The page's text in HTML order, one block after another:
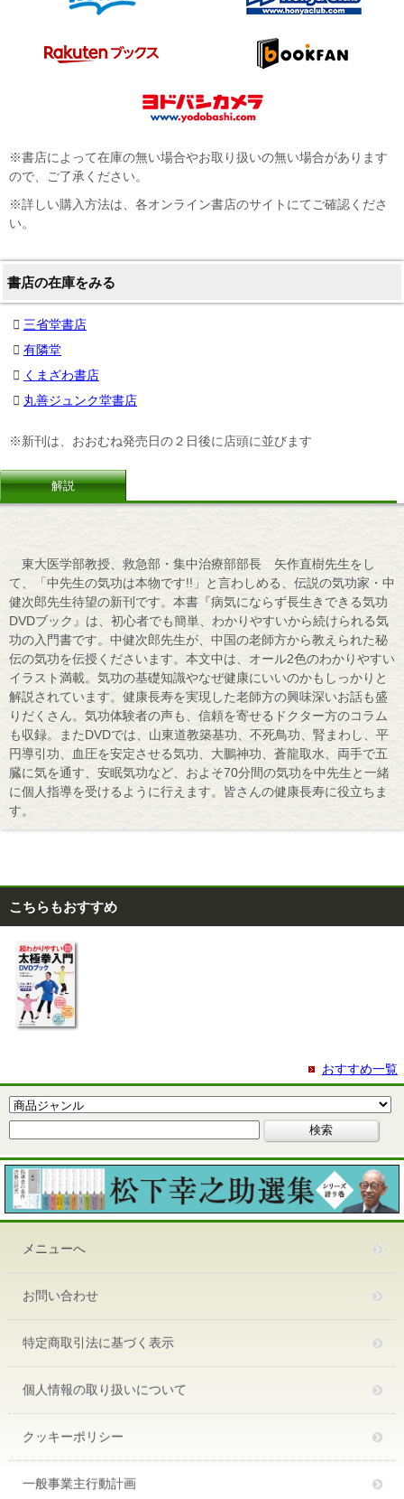
※書店によって在庫の無い場合やお取り扱いの無い場合があります
ので、ご了承ください。
※詳しい購入方法は、各オンライン書店のサイトにてご確認くださ
い。
書店の在庫をみる
三省堂書店
有隣堂
くまざわ書店
丸善ジュンク堂書店
※新刊は、おおむね発売日の２日後に店頭に並びます
解説
東大医学部教授、救急部・集中治療部部長 矢作直樹先生をし
て、「中先生の気功は本物です!!」と言わしめる、伝説の気功家・中
健次郎先生待望の新刊です。本書『病気にならず長生きできる気功
DVDブック』は、初心者でも簡単、わかりやすいから続けられる気
功の入門書です。中健次郎先生が、中国の老師方から教えられた秘
伝の気功を伝授くださいます。本文中は、オール2色のわかりやすい
イラスト満載。気功の基礎知識やなぜ健康にいいのかもしっかりと
解説されています。健康長寿を実現した老師方の興味深いお話も盛
りだくさん。気功体験者の声も、信頼を寄せるドクター方のコラム
も収録。またDVDでは、山東道教築基功、不死鳥功、腎まわし、平
円導引功、血圧を安定させる気功、大鵬神功、蒼龍取水、両手で五
臓に気を通す、安眠気功など、およそ70分間の気功を中先生と一緒
に個人指導を受けるように行えます。皆さんの健康長寿に役立ちま
す。
こちらもおすすめ
おすすめ一覧
メニューへ
お問い合わせ
特定商取引法に基づく表示
個人情報の取り扱いについて
クッキーポリシー
一般事業主行動計画